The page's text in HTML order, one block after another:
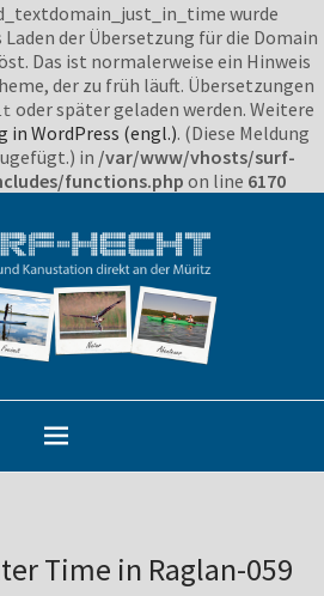
wurde
Laden der Übersetzung für die Domain
Das ist normalerweise ein Hinweis
der zu früh läuft. Übersetzungen
oder später geladen werden. Weitere
in WordPress (engl.). (Diese Meldung
in /var/www/vhosts/surf-
functions.php on line 6170
Time in Raglan-059